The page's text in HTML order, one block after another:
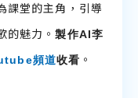
課堂的主角，引導
的魅力。製作AI 李
頻道收看 。